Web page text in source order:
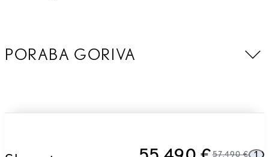
PORABA GORIVA
57.490 €